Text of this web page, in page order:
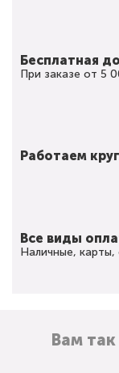
Бесплатная
При заказе от 5
Работаем
Все виды
Наличные, карты,
Вам